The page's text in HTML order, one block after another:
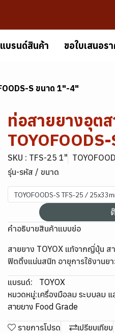
แบรนด์สินค้า ขอใบเสนอร
S ขนาด 1"-4"
ท่อสายยางอุตส
SKU : TFS-25 1"
รุ่น-รหัส / ขนาด
TOYOFOODS-S TFS-25 /
คำอธิบายสินค้าแบบย่อ
สายยาง TOYOX แท้จากญี่ปุ่น
ฟิตติ้งแน่นสนิท อายุการใช้งานย
แบรนด์:
TOYOX
หมวดหมู่:เครื่องมือลม ระบบลม แ
สายยาง Food Grade
รายการโปรด เปรียบเทียบ